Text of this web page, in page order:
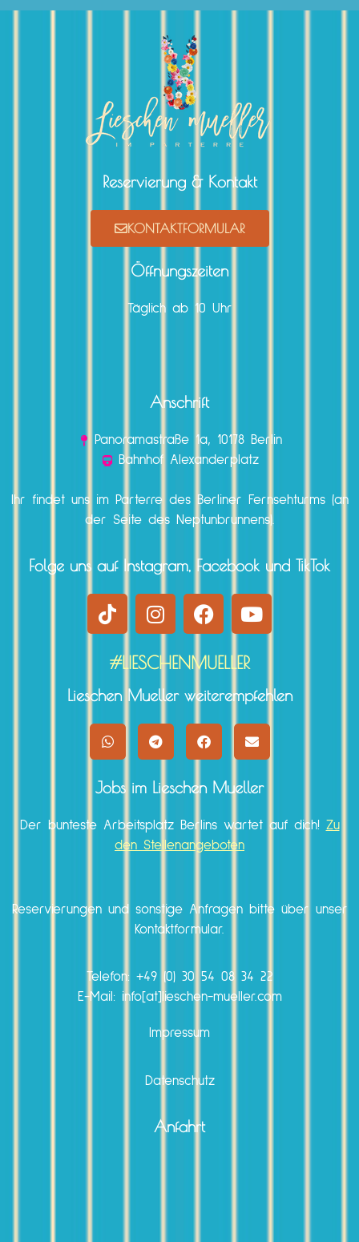
Reservierung & Kontakt
KONTAKTFORMULAR
Öffnungszeiten
Täglich ab 10 Uhr
Anschrift
Panoramastraße 1a, 10178 Berlin
Bahnhof Alexanderplatz
Ihr findet uns im Parterre des Berliner Fernsehturms (an
der Seite des Neptunbrunnens).
Folge uns auf Instagram, Facebook und TikTok
#LIESCHENMUELLER
Lieschen Mueller weiterempfehlen
Jobs im Lieschen Mueller
Der bunteste Arbeitsplatz Berlins wartet auf dich! Zu
den Stellenangeboten
Reservierungen und sonstige Anfragen bitte über unser
Kontaktformular.
Telefon: +49 (0) 30 54 08 34 22
E-Mail: info[at]lieschen-mueller.com
Impressum
Datenschutz
Anfahrt